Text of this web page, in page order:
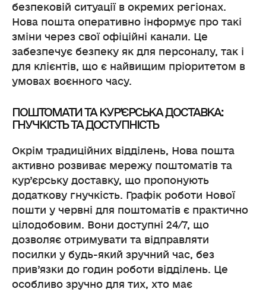
безпековій ситуації в окремих регіонах.
Нова пошта оперативно інформує про такі
зміни через свої офіційні канали. Це
забезпечує безпеку як для персоналу, так і
для клієнтів, що є найвищим пріоритетом в
умовах воєнного часу.
ПОШТОМАТИ ТА КУР’ЄРСЬКА ДОСТАВКА:
ГНУЧКІСТЬ ТА ДОСТУПНІСТЬ
Окрім традиційних відділень, Нова пошта
активно розвиває мережу поштоматів та
кур’єрську доставку, що пропонують
додаткову гнучкість. Графік роботи Нової
пошти у червні для поштоматів є практично
цілодобовим. Вони доступні 24/7, що
дозволяє отримувати та відправляти
посилки у будь-який зручний час, без
прив’язки до годин роботи відділень. Це
особливо зручно для тих, хто має